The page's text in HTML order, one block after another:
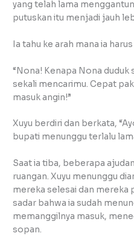
yang telah lama
putuskan itu menjadi jauh
Ia tahu ke arah mana ia
“Nona! Kenapa Nona duduk
sekali mencarimu. Cepat
masuk angin!”
Xuyu berdiri dan berkata,
bupati menunggu terlalu
Saat ia tiba, beberapa
ruangan. Xuyu menunggu
mereka selesai dan mereka
sadar bahwa ia sudah
memanggilnya masuk,
sopan.